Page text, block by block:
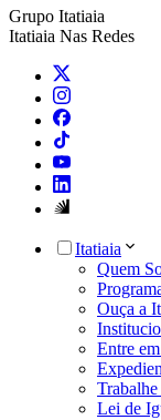
Grupo Itatiaia
Itatiaia Nas Redes
Itatiaia
Quem
Ouça a
Entre
Lei de